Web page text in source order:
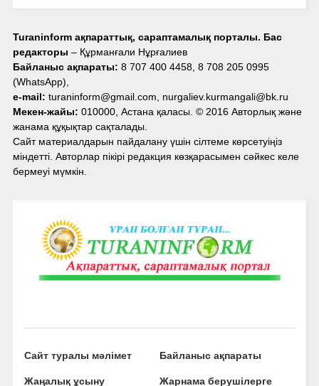
Turaninform ақпараттық, сараптамалық порталы. Бас
редакторы – Құрманғали Нұрғалиев
Байланыс ақпараты: 8 707 400 4458, 8 708 205 0995
(WhatsApp),
e-mail: turaninform@gmail.com, nurgaliev.kurmangali@bk.ru
Мекен-жайы: 010000, Астана қаласы. © 2016 Авторлық және
жанама құқықтар сақталады.
Сайт материалдарын пайдалану үшін сілтеме көрсетуіңіз
міндетті. Авторлар пікірі редакция көзқарасымен сәйкес келе
бермеуі мүмкін.
Сайт туралы мәлімет Байланыс ақпараты
Жаңалық ұсыну Жарнама берушілерге